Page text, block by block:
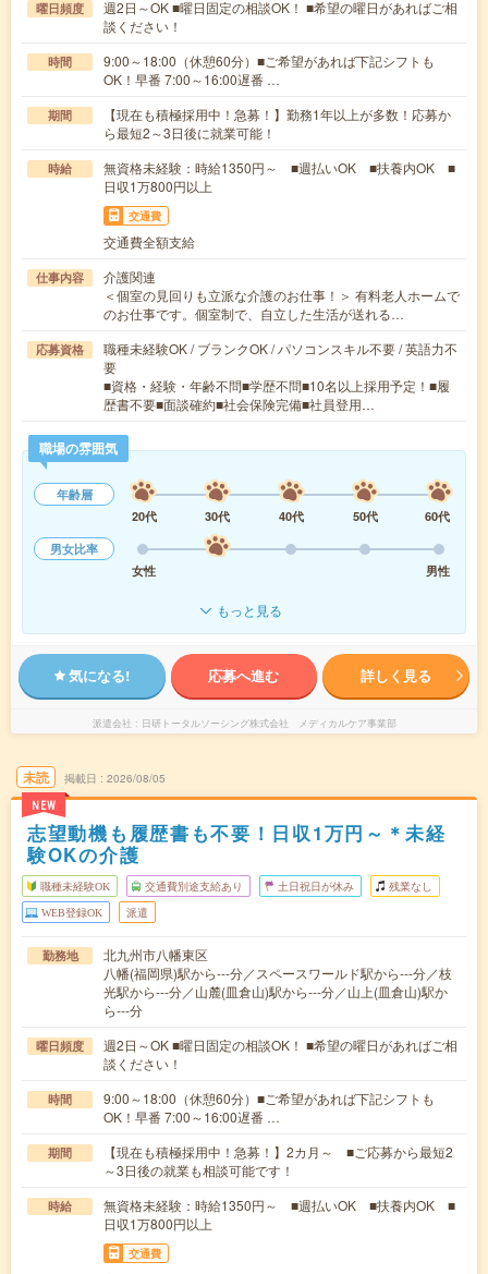
曜日頻度
週2日～OK ■曜日固定の相談OK！ ■希望の曜日があればご相
談ください！
時間
9:00～18:00（休憩60分）■ご希望があれば下記シフトも
OK！早番 7:00～16:00遅番 …
期間
【現在も積極採用中！急募！】勤務1年以上が多数！応募か
ら最短2～3日後に就業可能！
時給
無資格未経験：時給1350円～ ■週払いOK ■扶養内OK ■
日収1万800円以上
交通費
交通費全額支給
仕事内容
介護関連
＜個室の見回りも立派な介護のお仕事！＞ 有料老人ホームで
のお仕事です。個室制で、自立した生活が送れる…
応募資格
職種未経験OK / ブランクOK / パソコンスキル不要 / 英語力不
要
■資格・経験・年齢不問■学歴不問■10名以上採用予定！■履
歴書不要■面談確約■社会保険完備■社員登用…
職場の雰囲気
年齢層
20代
30代 40代 50代
60代
男女比率
女性
男性
もっと見る
気になる! 応募へ進む 詳しく見る
派遣会社 日研トータルソーシング株式会社 メディカルケア事業部
未読
NEW
掲載日 2026/08/05
志望動機も履歴書も不要！日収1万円～＊未経
験OKの介護
職種未経験OK 交通費別途支給あり 土日祝日が休み 残業なし
WEB登録OK 派遣
勤務地
北九州市八幡東区
八幡(福岡県)駅から---分／スペースワールド駅から---分／枝
光駅から---分／山麓(皿倉山)駅から---分／山上(皿倉山)駅か
ら---分
曜日頻度
週2日～OK ■曜日固定の相談OK！ ■希望の曜日があればご相
談ください！
時間
9:00～18:00（休憩60分）■ご希望があれば下記シフトも
OK！早番 7:00～16:00遅番 …
期間
【現在も積極採用中！急募！】2カ月～ ■ご応募から最短2
～3日後の就業も相談可能です！
時給
無資格未経験：時給1350円～ ■週払いOK ■扶養内OK ■
日収1万800円以上
交通費